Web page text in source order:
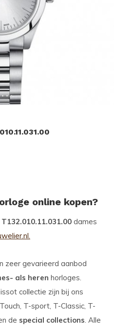
online kopen?
dames
zeer gevarieerd aanbod
als heren horloges.
collectie zijn bij ons
T-sport, T-Classic, T-
de special collections. Alle